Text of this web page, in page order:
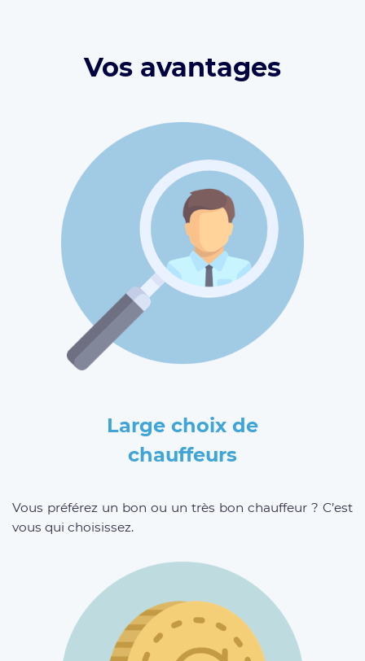
Vos avantages
Large choix de
chauffeurs
Vous préférez un bon ou un très bon chauffeur ? C’est
vous qui choisissez.